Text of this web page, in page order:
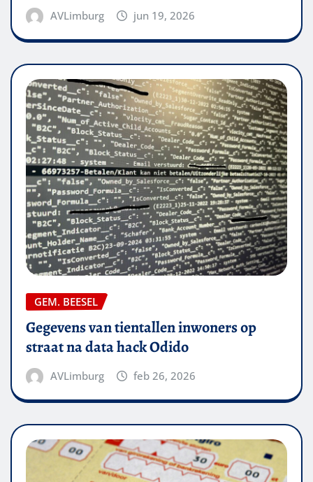
AVLimburg jun 19, 2026
GEM. BEESEL
Gegevens van tientallen inwoners op
straat na data hack Odido
AVLimburg feb 26, 2026